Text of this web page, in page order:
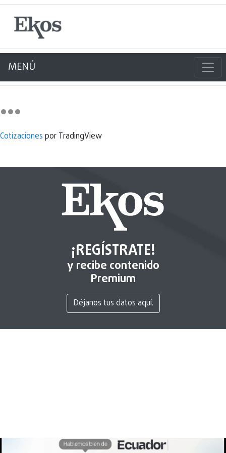
MENÚ
Cotizaciones por TradingView
¡REGÍSTRATE!
y recibe contenido
Premium
Déjanos tus datos aquí.